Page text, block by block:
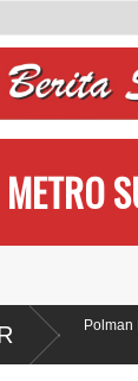
Bupati Polman